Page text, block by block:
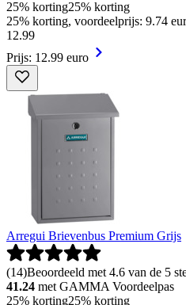
25% korting25% korting
25% korting, voordeelprijs: 9.74
12.99
Prijs: 12.99 euro
Arregui Brievenbus Premium Grijs
(14)Beoordeeld met 4.6 van de 5
41.24 met GAMMA Voordeelpas
25% korting25% korting